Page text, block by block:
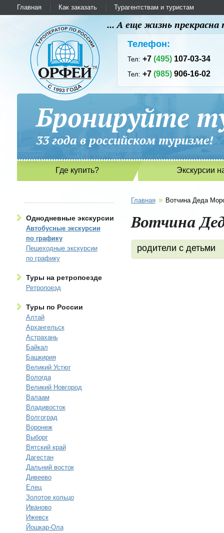
Главная Как заказать Турагентствам и туристам
... А еще жизнь
Телефон:
Тел:+7(495) 107-03-34
Тел:+7(985) 906-16-02
Бронируйте
33 года в российском
Где купить? Экскурсии
Однодневные экскурсии
Автобусные экскурсии
по графику
Пешеходные экскурсии
по графику
Туры на ретропоезде
Ретропоезд
Туры по России
Алтай
Архангельск
Астрахань
Байкал
Башкирия
Великий Устюг
Вологда
Великий Новгород
Валаам
Владивосток
Волгоград
Воронеж
Выборг
Вятский край
Дагестан
Дальний восток
Дивеево
Елец
Золотое кольцо
Иваново
Ижевск
Йошкар-Ола
Главная » Вотчина Деда
Вотчина
родители с детьми